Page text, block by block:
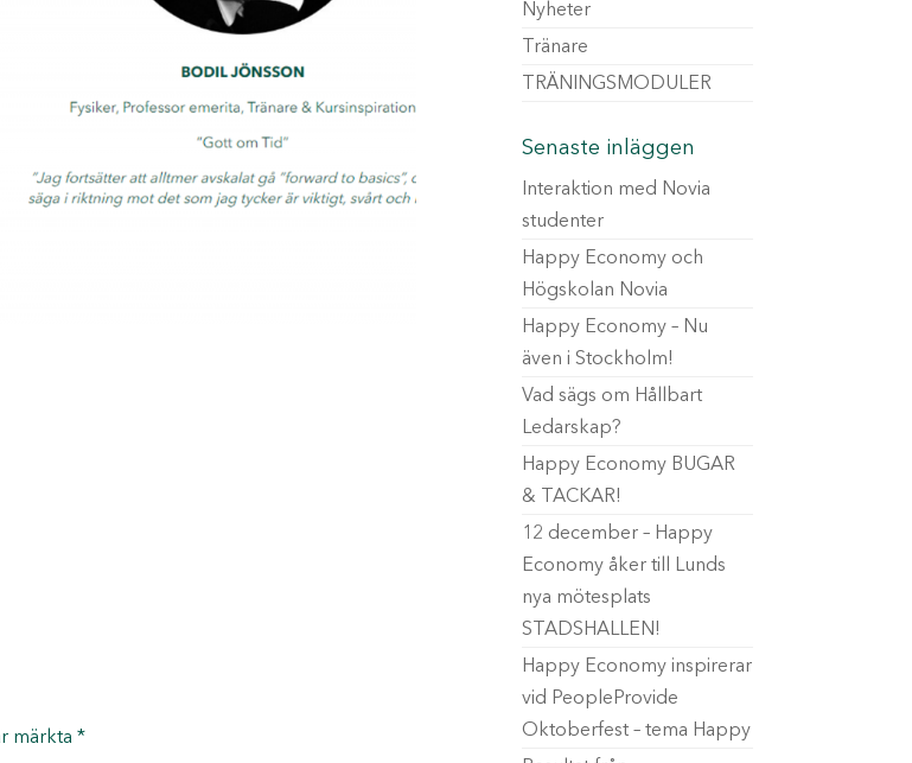
märkta*
Nyheter
Tränare
TRÄNINGSMODULER
Senaste inläggen
Interaktion med Novia
studenter
Happy Economy och
Högskolan Novia
Happy Economy – Nu
även i Stockholm!
Vad sägs om Hållbart
Ledarskap?
Happy Economy BUGAR
& TACKAR!
12 december – Happy
Economy åker till Lunds
nya mötesplats
STADSHALLEN!
Happy Economy inspirerar
vid PeopleProvide
Oktoberfest – tema Happy